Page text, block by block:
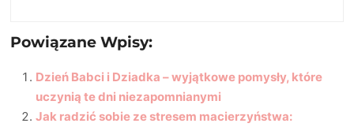
Powiązane Wpisy:
Dzień Babci i Dziadka – wyjątkowe pomysły, które
uczynią te dni niezapomnianymi
Jak radzić sobie ze stresem macierzyństwa: